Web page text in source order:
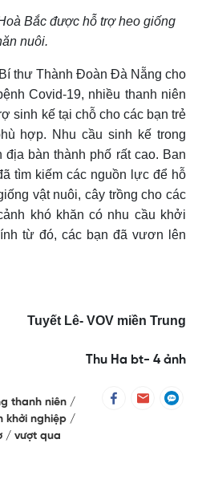
Bắc được hỗ trợ heo giống
nuôi.
thư Thành Đoàn Đà Nẵng cho
Covid-19, nhiều thanh niên
sinh kế tại chỗ cho các bạn trẻ
hợp. Nhu cầu sinh kế trong
địa bàn thành phố rất cao. Ban
tìm kiếm các nguồn lực để hỗ
vật nuôi, cây trồng cho các
khó khăn có nhu cầu khởi
từ đó, các bạn đã vươn lên
Tuyết Lê- VOV miền Trung
Thu Ha bt- 4 ảnh
thanh niên
khởi nghiệp
vượt qua